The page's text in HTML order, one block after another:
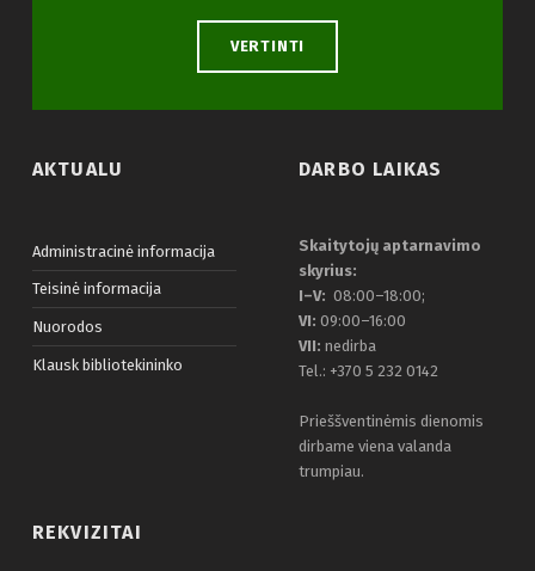
VERTINTI
AKTUALU
Administracinė informacija
Teisinė informacija
Nuorodos
Klausk bibliotekininko
DARBO LAIKAS
Skaitytojų aptarnavimo
skyrius:
I–V: 08:00–18:00;
VI: 09:00–16:00
VII: nedirba
Tel.: +370 5 232 0142
Prieššventinėmis dienomis
dirbame viena valanda
trumpiau.
REKVIZITAI